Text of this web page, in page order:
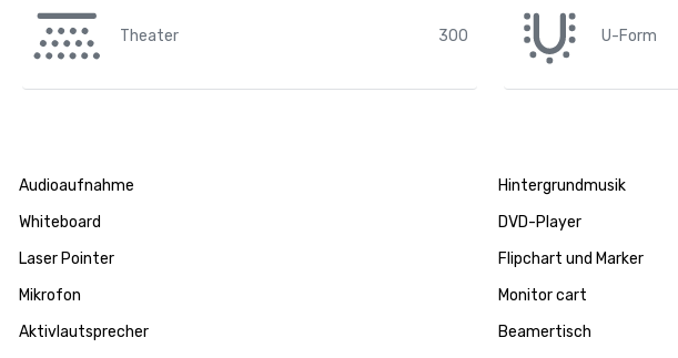
Theater 300 U-Form
Audioaufnahme
Hintergrundmusik
Whiteboard
DVD-Player
Laser Pointer
Flipchart und Marker
Mikrofon
Monitor cart
Aktivlautsprecher
Beamertisch